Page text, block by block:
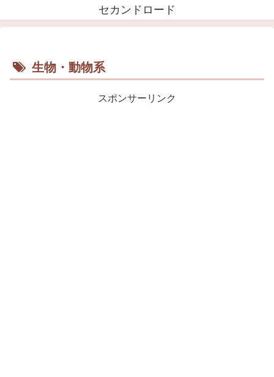
セカンドロード
生物・動物系
スポンサーリンク